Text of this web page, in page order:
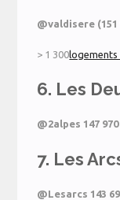
@valdisere (151
> 1 300logements
6. Les
@2alpes 147
7. Les
@Lesarcs 143